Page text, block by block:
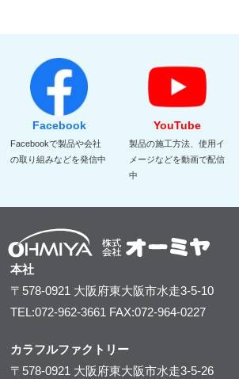
Facebook
Facebookで製品や会社
の取り組みなどを発信中
YouTube
製品の施工方法、使用イ
メージなどを動画で配信
中
本社
〒578-0921 大阪府東大阪市水走3-5-10
TEL:072-962-3661 FAX:072-964-0227
カラフルファクトリー
〒578-0921 大阪府東大阪市水走3-5-26